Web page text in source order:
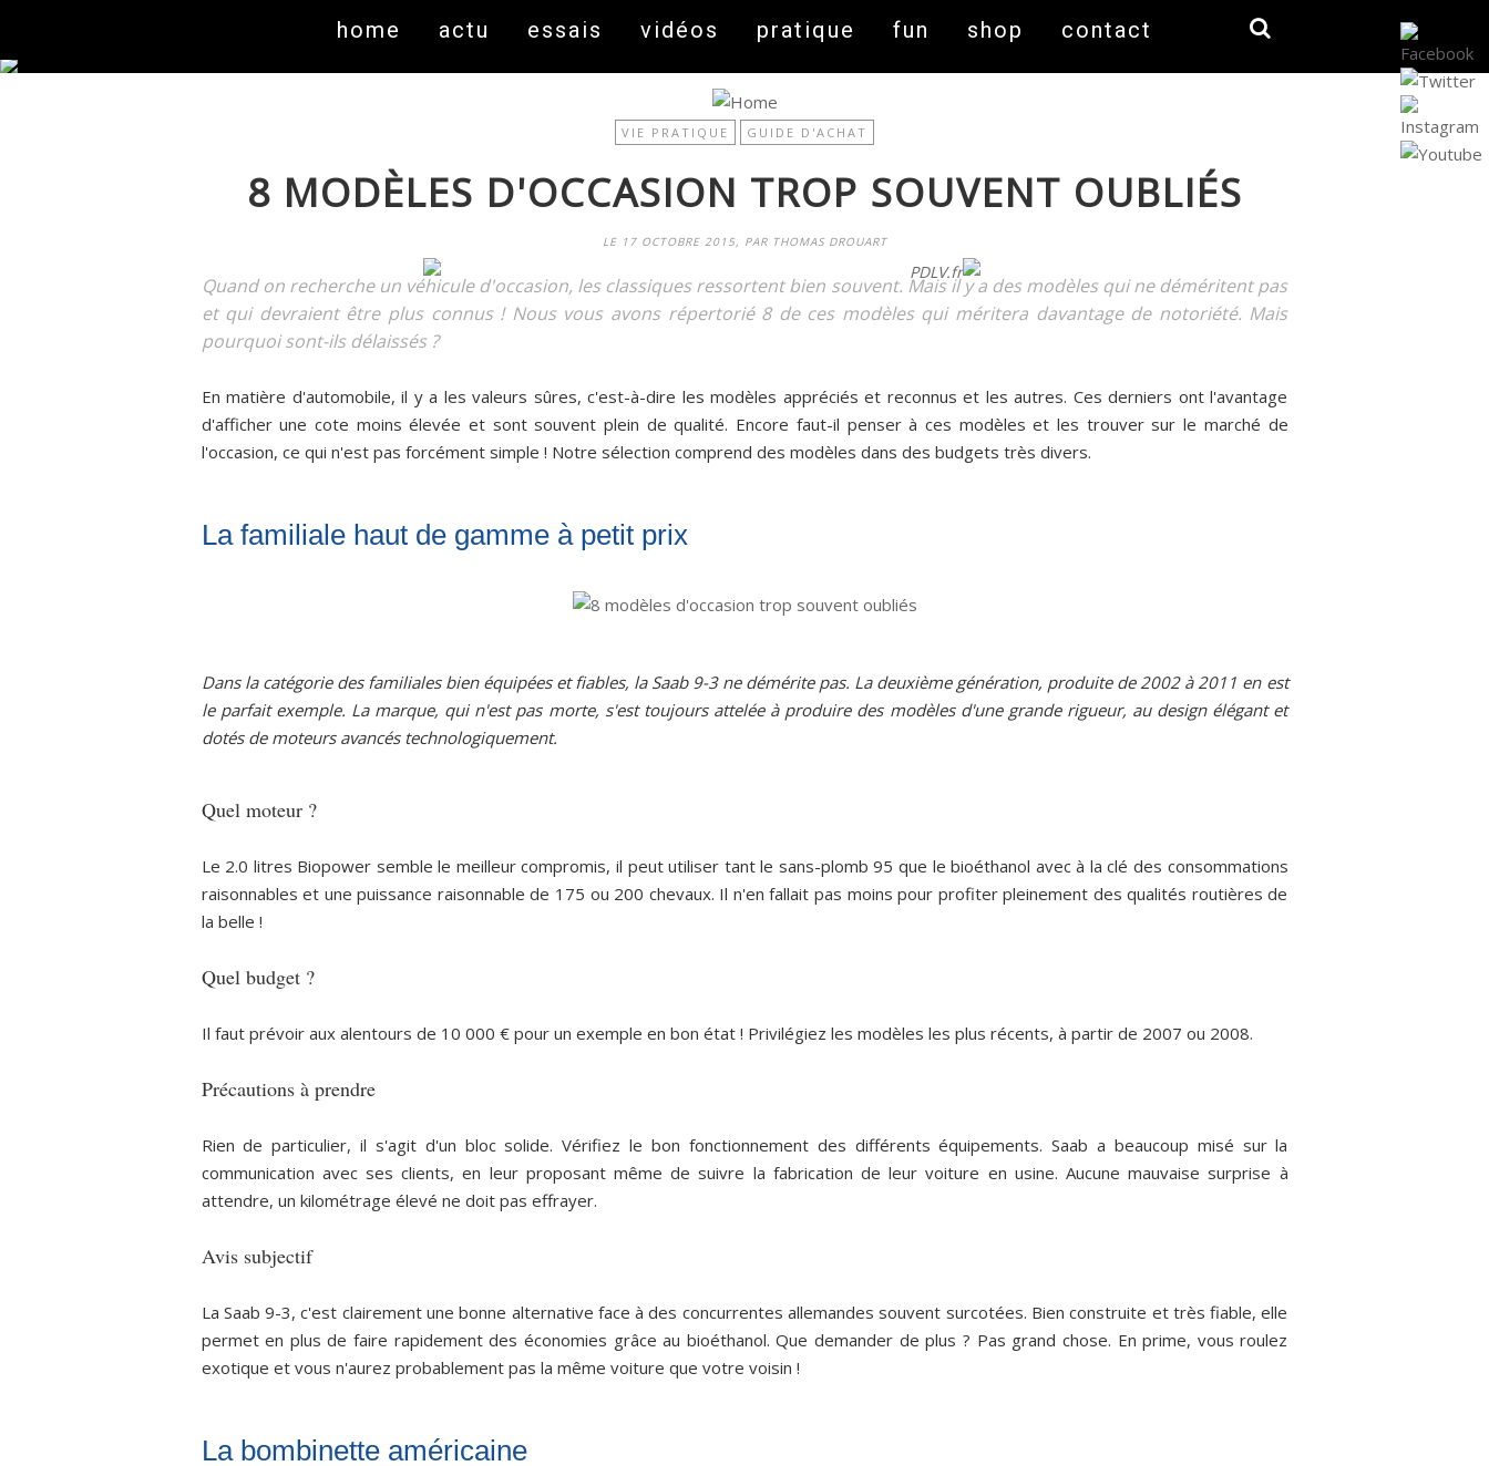
PDLV.fr
home actu essais vidéos pratique fun shop contact
VIE PRATIQUE GUIDE D'ACHAT
8 MODÈLES D'OCCASION TROP SOUVENT OUBLIÉS
LE 17 OCTOBRE 2015, PAR THOMAS DROUART
Quand on recherche un véhicule d'occasion, les classiques ressortent bien souvent. Mais il y a des modèles qui ne déméritent pas
et qui devraient être plus connus ! Nous vous avons répertorié 8 de ces modèles qui méritera davantage de notoriété. Mais
pourquoi sont-ils délaissés ?
En matière d'automobile, il y a les valeurs sûres, c'est-à-dire les modèles appréciés et reconnus et les autres. Ces derniers ont l'avantage
d'afficher une cote moins élevée et sont souvent plein de qualité. Encore faut-il penser à ces modèles et les trouver sur le marché de
l'occasion, ce qui n'est pas forcément simple ! Notre sélection comprend des modèles dans des budgets très divers.
La familiale haut de gamme à petit prix
Dans la catégorie des familiales bien équipées et fiables, la Saab 9-3 ne démérite pas. La deuxième génération, produite de 2002 à 2011 en est
le parfait exemple. La marque, qui n'est pas morte, s'est toujours attelée à produire des modèles d'une grande rigueur, au design élégant et
dotés de moteurs avancés technologiquement.
Quel moteur ?
Le 2.0 litres Biopower semble le meilleur compromis, il peut utiliser tant le sans-plomb 95 que le bioéthanol avec à la clé des consommations
raisonnables et une puissance raisonnable de 175 ou 200 chevaux. Il n'en fallait pas moins pour profiter pleinement des qualités routières de
la belle !
Quel budget ?
Il faut prévoir aux alentours de 10 000 € pour un exemple en bon état ! Privilégiez les modèles les plus récents, à partir de 2007 ou 2008.
Précautions à prendre
Rien de particulier, il s'agit d'un bloc solide. Vérifiez le bon fonctionnement des différents équipements. Saab a beaucoup misé sur la
communication avec ses clients, en leur proposant même de suivre la fabrication de leur voiture en usine. Aucune mauvaise surprise à
attendre, un kilométrage élevé ne doit pas effrayer.
Avis subjectif
La Saab 9-3, c'est clairement une bonne alternative face à des concurrentes allemandes souvent surcotées. Bien construite et très fiable, elle
permet en plus de faire rapidement des économies grâce au bioéthanol. Que demander de plus ? Pas grand chose. En prime, vous roulez
exotique et vous n'aurez probablement pas la même voiture que votre voisin !
La bombinette américaine